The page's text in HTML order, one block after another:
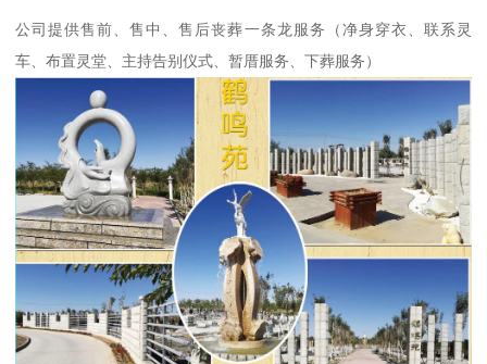
公司提供售前、售中、售后丧葬一条龙服务（净身穿衣、联系灵
车、布置灵堂、主持告别仪式、暂厝服务、下葬服务）